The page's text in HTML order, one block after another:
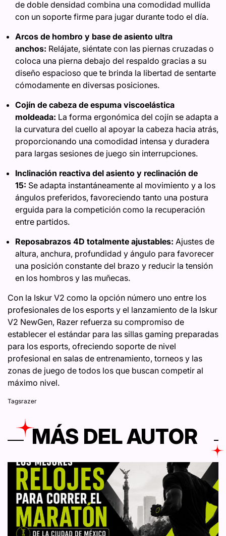
de doble densidad combina una comodidad mullida
con un soporte firme para jugar durante todo el día.
Arcos de hombro y base de asiento ultra
anchos: Relájate, siéntate con las piernas cruzadas o
coloca una pierna debajo del respaldo gracias a su
diseño espacioso que te brinda la libertad de sentarte
cómodamente en diversas posiciones.
Cojín de cabeza de espuma viscoelástica
moldeada: La forma ergonómica del cojín se adapta a
la curvatura del cuello al apoyar la cabeza hacia atrás,
proporcionando una comodidad intensa y duradera
para largas sesiones de juego sin interrupciones.
Inclinación reactiva del asiento y reclinación de
15: Se adapta instantáneamente al movimiento y a los
ángulos preferidos, favoreciendo tanto una postura
erguida para la competición como la recuperación
entre partidos.
Reposabrazos 4D totalmente ajustables: Ajustes de
altura, anchura, profundidad y ángulo para favorecer
una posición constante del brazo y reducir la tensión
en los hombros y las muñecas.
Con la Iskur V2 como la opción número uno entre los
profesionales de los esports y el lanzamiento de la Iskur
V2 NewGen, Razer refuerza su compromiso de
establecer el estándar para las sillas gaming preparadas
para los esports, ofreciendo soporte de nivel
profesional en salas de entrenamiento, torneos y las
zonas de juego de todos los que buscan competir al
máximo nivel.
Tagsrazer
MÁS DEL AUTOR